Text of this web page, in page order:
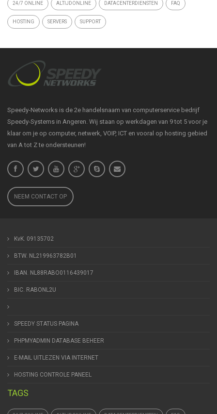
24/7 ONLINE ALTIJDONLINE DATACENTERDIENSTEN FAQ
HOSTING SERVERS SUPPORT
Speedy-Networks is de 2e handelsnaam van computerservice bedrijf
Speedy-Systems in Angeren. Wij staan op werkdagen van 9 tot 5 voor je
klaar om je op computer, netwerk, VOIP, ICT en vooral op hosting gebied
van A tot Z te ondersteunen!
NEEM CONTACT OP
KvK. 09135702
BTW. NL219963782B01
IBAN. NL88RABO0116439017
BIC. RABONL2U
SPEEDY STATUS PAGINA
PHPMYADMIN DATABASE BEHEER
E-MAIL UITLEZEN VIA INTERNET
HOSTING CONTROLE PANEEL
TAGS